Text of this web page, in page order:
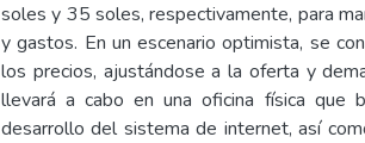
soles y 35 soles, respectivamente, para
y gastos. En un escenario optimista, se
los precios, ajustándose a la oferta y
llevará a cabo en una oficina física que
desarrollo del sistema de internet, así